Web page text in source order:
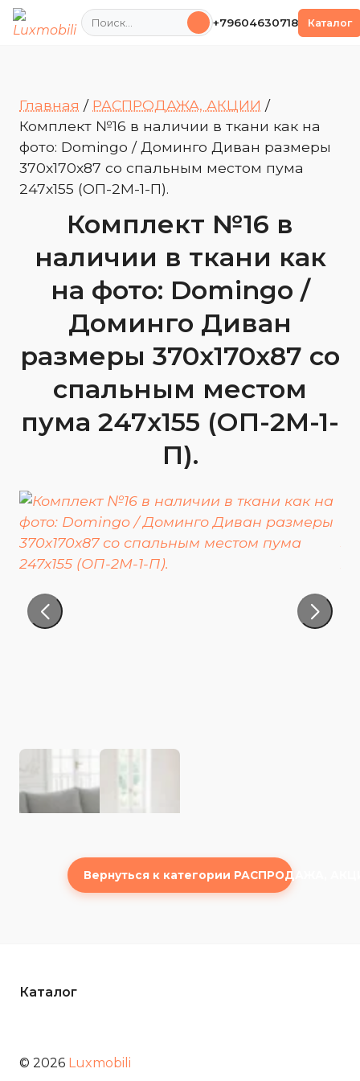
Поиск +79604630718 Каталог
Главная / РАСПРОДАЖА, АКЦИИ /
Комплект №16 в наличии в ткани как на
фото: Domingo / Доминго Диван размеры
370х170х87 со спальным местом пума
247х155 (ОП-2М-1-П).
Комплект №16 в
наличии в ткани как
на фото: Domingo /
Доминго Диван
размеры 370х170х87 со
спальным местом
пума 247х155 (ОП-2М-1-
П).
Вернуться к категории РАСПРОДАЖА,
Каталог
© 2026 Luxmobili